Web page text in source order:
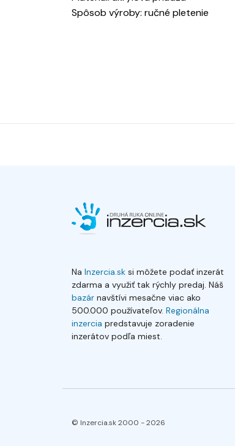
Spôsob výroby: ručné pletenie
Na Inzercia.sk si môžete podať inzerát
zdarma a využiť tak rýchly predaj. Náš
bazár navštívi mesačne viac ako
500.000 používateľov. Regionálna
inzercia predstavuje zoradenie
inzerátov podľa miest.
© Inzercia.sk 2000 -2026